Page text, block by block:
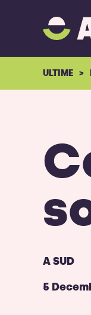
A
SUD
ritorna
alla
ULTIME
A SUD
5